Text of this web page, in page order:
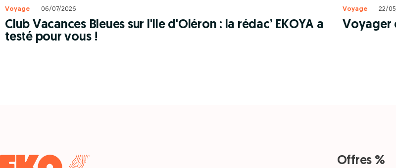
Voyage 06/07/2026
Club Vacances Bleues sur l'Ile d'Oléron : la rédac’ EKOYA a
testé pour vous !
Voyage 22/
Voyager
Offres %